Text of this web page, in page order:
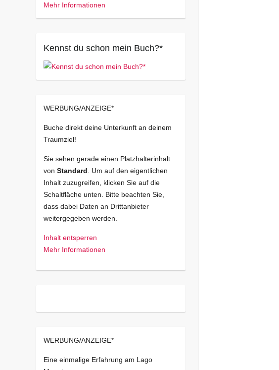
Mehr Informationen
Kennst du schon mein Buch?*
WERBUNG/ANZEIGE*
Buche direkt deine Unterkunft an deinem
Traumziel!
Sie sehen gerade einen Platzhalterinhalt
von Standard . Um auf den eigentlichen
Inhalt zuzugreifen, klicken Sie auf die
Schaltfläche unten. Bitte beachten Sie,
dass dabei Daten an Drittanbieter
weitergegeben werden.
Inhalt entsperren
Mehr Informationen
WERBUNG/ANZEIGE*
Eine einmalige Erfahrung am Lago